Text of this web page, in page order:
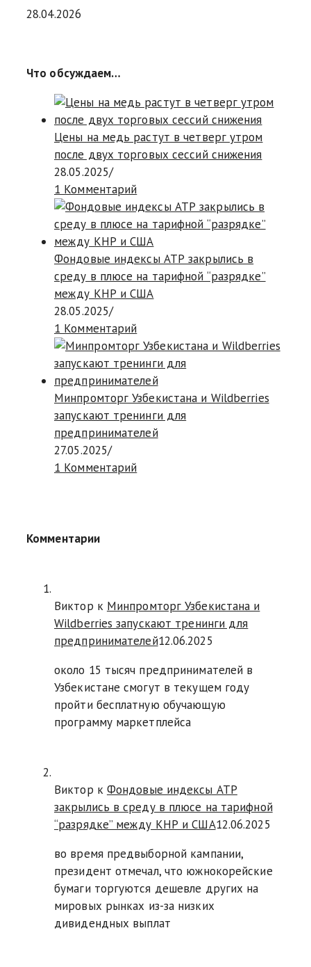
28.04.2026
Что обсуждаем…
Цены на медь растут в четверг утром
после двух торговых сессий снижения
28.05.2025/
1 Комментарий
Фондовые индексы АТР закрылись в
среду в плюсе на тарифной “разрядке”
между КНР и США
28.05.2025/
1 Комментарий
Минпромторг Узбекистана и Wildberries
запускают тренинги для
предпринимателей
27.05.2025/
1 Комментарий
Комментарии
Виктор к Минпромторг Узбекистана и
Wildberries запускают тренинги для
предпринимателей12.06.2025
около 15 тысяч предпринимателей в
Узбекистане смогут в текущем году
пройти бесплатную обучающую
программу маркетплейса
Виктор к Фондовые индексы АТР
закрылись в среду в плюсе на тарифной
“разрядке” между КНР и США12.06.2025
во время предвыборной кампании,
президент отмечал, что южнокорейские
бумаги торгуются дешевле других на
мировых рынках из-за низких
дивидендных выплат